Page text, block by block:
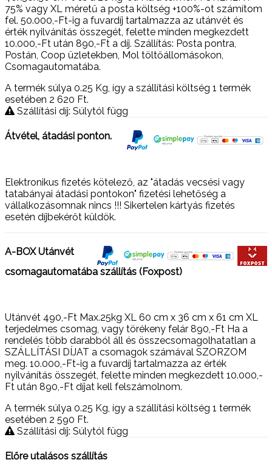
75% vagy XL méretű a posta költség +100%-ot számítom
fel. 50.000,-Ft-ig a fuvardíj tartalmazza az utánvét és
érték nyilvánítás összegét, felette minden megkezdett
10.000,-Ft után 890,-Ft a díj. Szállítás: Posta pontra,
Postán, Coop üzletekben, Mol töltőállomásokon,
Csomagautomatába.
A termék súlya 0.25 Kg, így a szállítási költség 1 termék
esetében 2 620 Ft.
Szállítási díj: Súlytól függ
Átvétel, átadási ponton.
Elektronikus fizetés kötelező, az "átadás vecsési vagy
tatabányai átadási pontokon" fizetési lehetőség a
vállalkozásomnak nincs !!! Sikertelen kártyás fizetés
esetén díjbekérőt küldök.
A-BOX Utánvét
csomagautomatába szállítás (Foxpost)
Utánvét 490,-Ft Max.25kg XL 60 cm x 36 cm x 61 cm XL
terjedelmes csomag, vagy törékeny felár 890,-Ft Ha a
rendelés több darabból áll és összecsomagolhatatlan a
SZÁLLÍTÁSI DÍJAT a csomagok számával SZORZOM
meg. 10.000,-Ft-ig a fuvardíj tartalmazza az érték
nyilvánítás összegét, felette minden megkezdett 10.000,-
Ft után 890,-Ft díjat kell felszámolnom.
A termék súlya 0.25 Kg, így a szállítási költség 1 termék
esetében 2 590 Ft.
Szállítási díj: Súlytól függ
Előre utalásos szállítás